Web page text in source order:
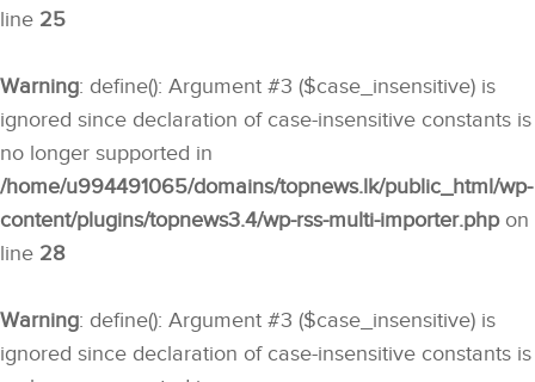
line 25
Warning: define(): Argument #3 ($case_insensitive) is
ignored since declaration of case-insensitive constants is
no longer supported in
/home/u994491065/domains/topnews.lk/public_html/wp-
content/plugins/topnews3.4/wp-rss-multi-importer.phpon
line 28
Warning: define(): Argument #3 ($case_insensitive) is
ignored since declaration of case-insensitive constants is